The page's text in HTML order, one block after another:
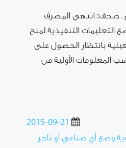
ـ صحف: انتهى المصرف
التعليمات التنفيذية لمنح
بانتظار الحصول على
المعلومات الأولية من
2015-09-21
وضع أي صناعي أو تاجر